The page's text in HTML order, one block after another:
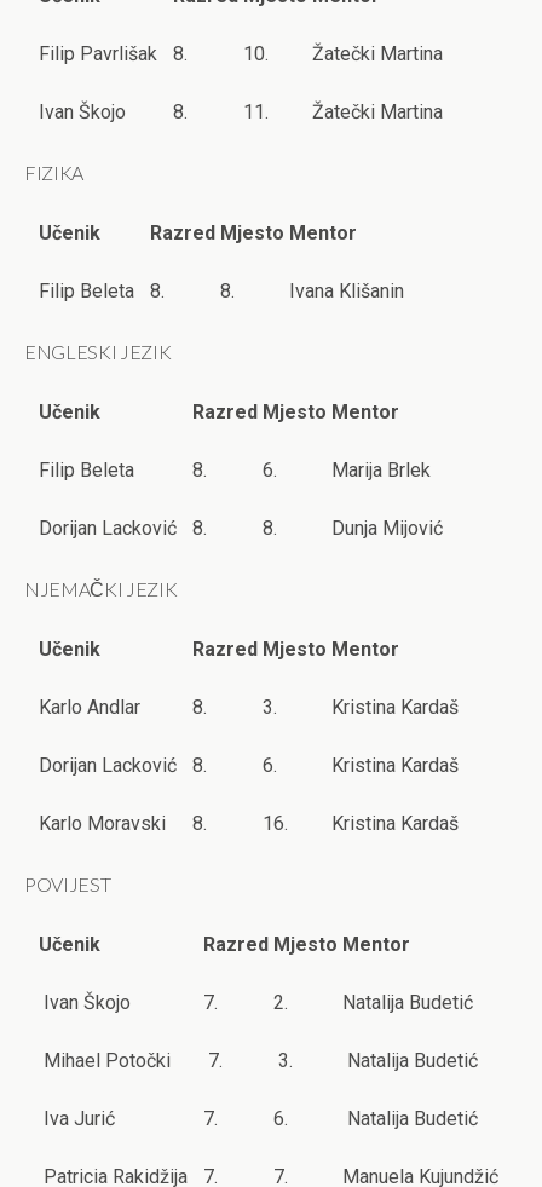
Filip Pavrlišak 8. 10. Žatečki Martina
Ivan Škojo 8. 11. Žatečki Martina
FIZIKA
Učenik Razred Mjesto Mentor
Filip Beleta 8. 8. Ivana Klišanin
ENGLESKI JEZIK
Učenik Razred Mjesto Mentor
Filip Beleta 8. 6. Marija Brlek
Dorijan Lacković 8. 8. Dunja Mijović
NJEMAČKI JEZIK
Učenik Razred Mjesto Mentor
Karlo Andlar 8. 3. Kristina Kardaš
Dorijan Lacković 8. 6. Kristina Kardaš
Karlo Moravski 8. 16. Kristina Kardaš
POVIJEST
Učenik Razred Mjesto Mentor
Ivan Škojo 7. 2. Natalija Budetić
Mihael Potočki 7. 3. Natalija Budetić
Iva Jurić 7. 6. Natalija Budetić
Patricia Rakidžija 7. 7. Manuela Kujundžić